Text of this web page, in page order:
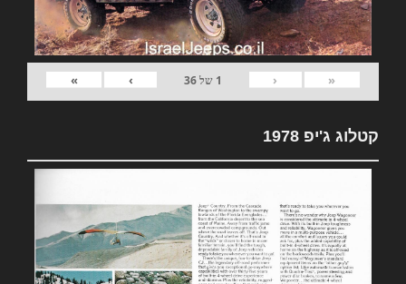
«
‹
1 של36
›
»
קטלוג ג'יפ 1978